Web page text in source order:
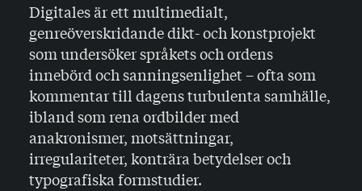
Digitales är ett multimedialt,
genreöverskridande dikt- och konstprojekt
som undersöker språkets och ordens
innebörd och sanningsenlighet – ofta som
kommentar till dagens turbulenta samhälle,
ibland som rena ordbilder med
anakronismer, motsättningar,
irregulariteter, konträra betydelser och
typografiska formstudier.